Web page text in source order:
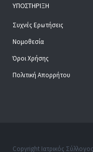
ΥΠΟΣΤΉΡΙΞΗ
Συχνές Ερωτήσεις
Νομοθεσία
Όροι Χρήσης
Πολιτική Απορρήτου
Copyright Ιατρικός